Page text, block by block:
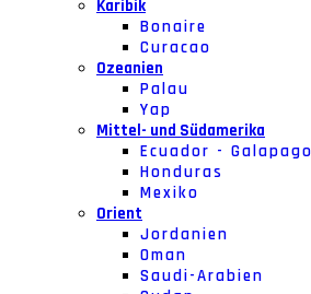
Karibik
Bonaire
Curacao
Ozeanien
Palau
Yap
Mittel- und Südamerika
Ecuador -
Honduras
Mexiko
Orient
Jordanien
Oman
Saudi-Arabien